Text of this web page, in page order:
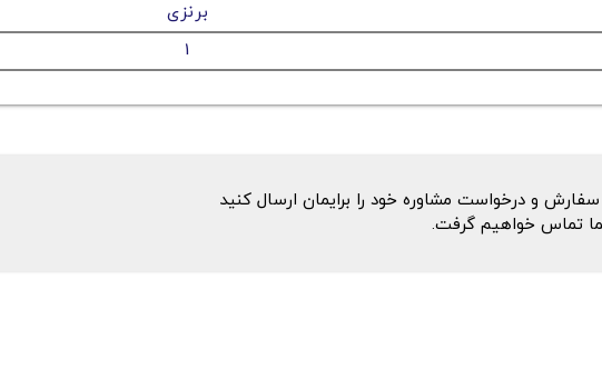
برنزی
1
و درخواست مشاوره خود را برایمان ارسال کنید
تماس خواهیم گرفت.